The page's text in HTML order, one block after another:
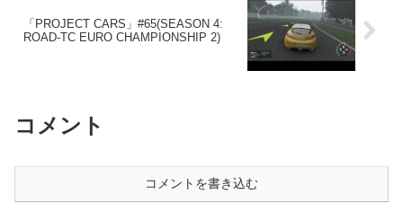
「PROJECT CARS」#65(SEASON 4:
ROAD-TC EURO CHAMPIONSHIP 2)
コメント
コメントを書き込む